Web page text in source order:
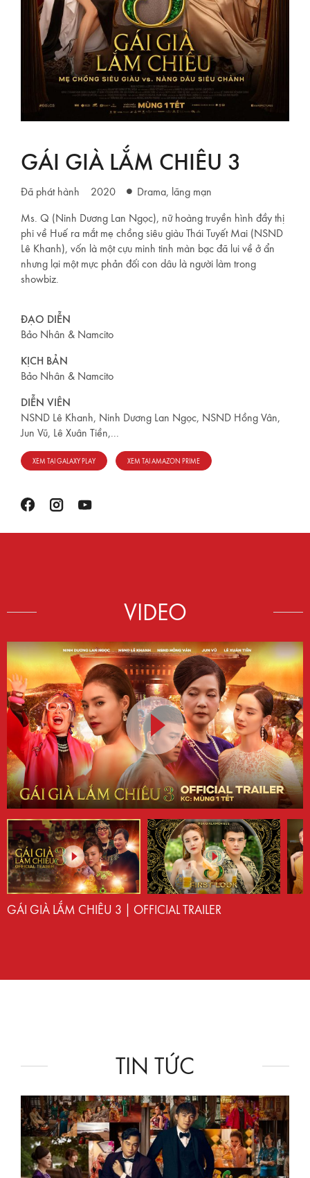
GÁI GIÀ LẮM CHIÊU 3
Đã phát hành 2020
Drama, lãng mạn
Ms. Q (Ninh Dương Lan Ngọc), nữ hoàng truyền hình đầy thị
phi về Huế ra mắt mẹ chồng siêu giàu Thái Tuyết Mai (NSND
Lê Khanh), vốn là một cựu minh tinh màn bạc đã lui về ở ẩn
nhưng lại một mực phản đối con dâu là người làm trong
showbiz.
ĐẠO DIỄN
Bảo Nhân & Namcito
KỊCH BẢN
Bảo Nhân & Namcito
DIỄN VIÊN
NSND Lê Khanh, Ninh Dương Lan Ngọc, NSND Hồng Vân,
Jun Vũ, Lê Xuân Tiền,...
XEM TẠI GALAXY PLAY XEM TẠI AMAZON PRIME
VIDEO
GÁI GIÀ LẮM CHIÊU 3 | OFFICIAL TRAILER
TIN TỨC